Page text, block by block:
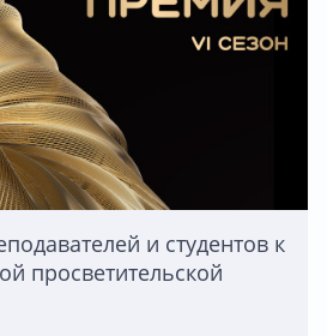
и студентов к
просветительской